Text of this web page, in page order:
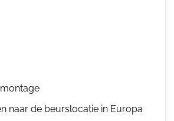
naar de beurslocatie in Europa